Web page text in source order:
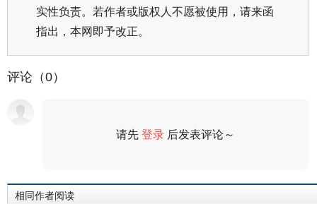
实性负责。若作者或版权人不愿被使用，请来函
指出，本网即予改正。
评论（0）
请先登录 后发表评论～
相同作者阅读